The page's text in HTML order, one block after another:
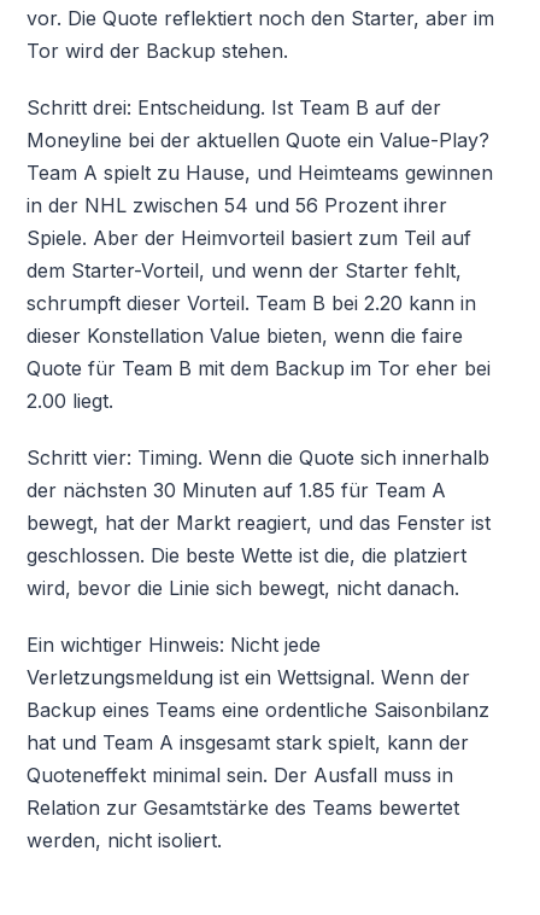
vor. Die Quote reflektiert noch den Starter, aber im
Tor wird der Backup stehen.
Schritt drei: Entscheidung. Ist Team B auf der
Moneyline bei der aktuellen Quote ein Value-Play?
Team A spielt zu Hause, und Heimteams gewinnen
in der NHL zwischen 54 und 56 Prozent ihrer
Spiele. Aber der Heimvorteil basiert zum Teil auf
dem Starter-Vorteil, und wenn der Starter fehlt,
schrumpft dieser Vorteil. Team B bei 2.20 kann in
dieser Konstellation Value bieten, wenn die faire
Quote für Team B mit dem Backup im Tor eher bei
2.00 liegt.
Schritt vier: Timing. Wenn die Quote sich innerhalb
der nächsten 30 Minuten auf 1.85 für Team A
bewegt, hat der Markt reagiert, und das Fenster ist
geschlossen. Die beste Wette ist die, die platziert
wird, bevor die Linie sich bewegt, nicht danach.
Ein wichtiger Hinweis: Nicht jede
Verletzungsmeldung ist ein Wettsignal. Wenn der
Backup eines Teams eine ordentliche Saisonbilanz
hat und Team A insgesamt stark spielt, kann der
Quoteneffekt minimal sein. Der Ausfall muss in
Relation zur Gesamtstärke des Teams bewertet
werden, nicht isoliert.